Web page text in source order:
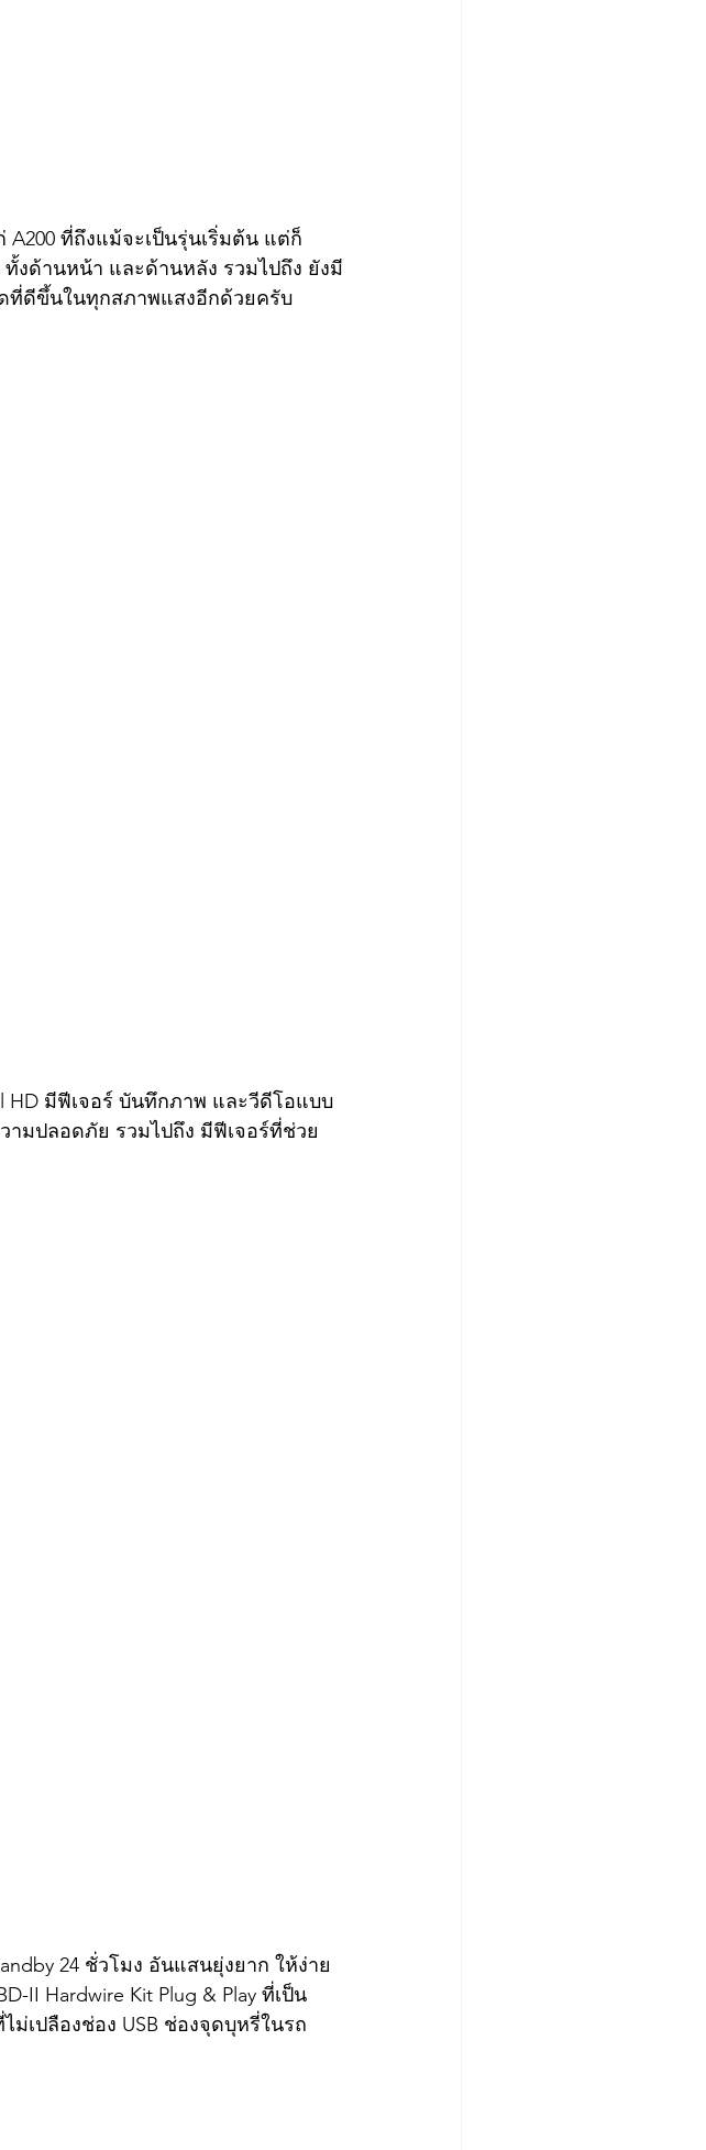
ที่ถึงแม้จะเป็นรุ่นเริ่มต้น แต่ก็
งด้านหน้า และด้านหลัง รวมไปถึง ยังมี
ดที่ดีขึ้นในทุกสภาพแสงอีกด้วยครับ
HD มีฟีเจอร์ บันทึกภาพ และวีดีโอแบบ
มปลอดภัย รวมไปถึง มีฟีเจอร์ที่ช่วย
24 ชั่วโมง อันแสนยุ่งยาก ให้ง่าย
II Hardwire Kit Plug & Play ที่เป็น
เปลืองช่อง USB ช่องจุดบุหรี่ในรถ